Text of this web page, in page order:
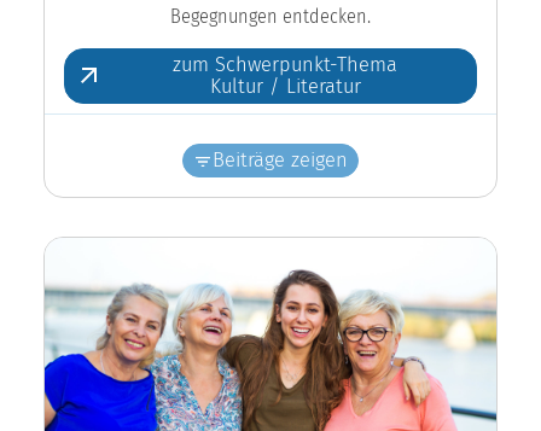
Begegnungen entdecken.
zum Schwerpunkt-Thema
Kultur / Literatur
Beiträge zeigen